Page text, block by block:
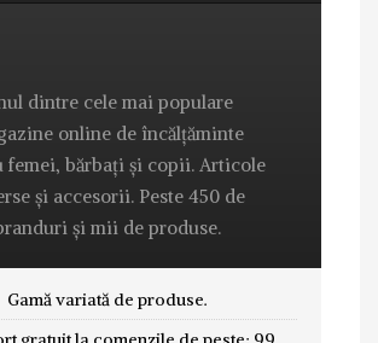
dintre cele mai populare
online de încălțăminte
femei, bărbați și copii. Articole
și accesorii. Peste 450 de
și mii de produse.
Gamă variată de produse.